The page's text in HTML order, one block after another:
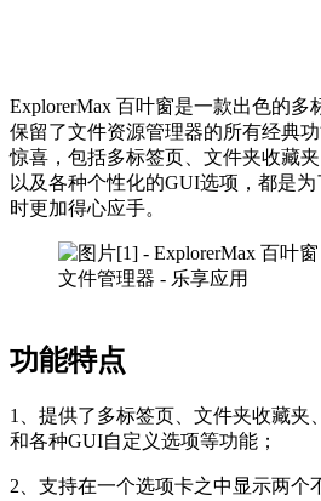
ExplorerMax 百叶窗是一款出色的多
保留了文件资源管理器的所有经典
惊喜，包括多标签页、文件夹收藏
以及各种个性化的GUI选项，都是
时更加得心应手。
功能特点
1、提供了多标签页、文件夹收藏夹
和各种GUI自定义选项等功能；
2、支持在一个选项卡之中显示两个